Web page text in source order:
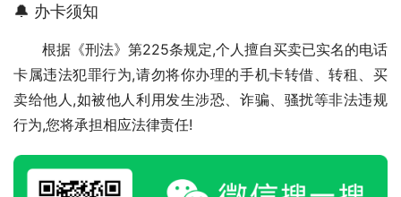
🔔 办卡须知
根据《刑法》第225条规定,个人擅自买卖已实名的电话
卡属违法犯罪行为,请勿将你办理的手机卡转借、转租、买
卖给他人,如被他人利用发生涉恐、诈骗、骚扰等非法违规
行为,您将承担相应法律责任!